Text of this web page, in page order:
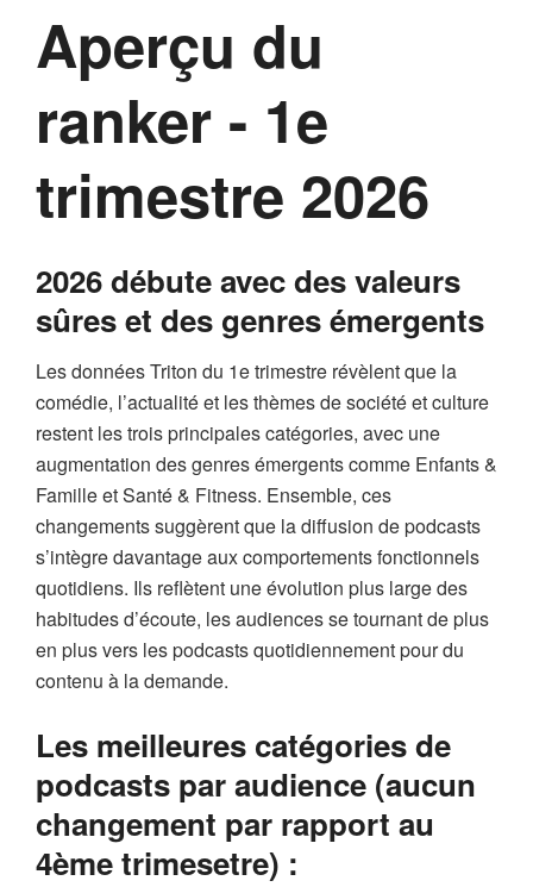
Aperçu du
ranker - 1e
trimestre 2026
2026 débute avec des valeurs
sûres et des genres émergents
Les données Triton du 1e trimestre révèlent que la
comédie, l’actualité et les thèmes de société et culture
restent les trois principales catégories, avec une
augmentation des genres émergents comme Enfants &
Famille et Santé & Fitness. Ensemble, ces
changements suggèrent que la diffusion de podcasts
s’intègre davantage aux comportements fonctionnels
quotidiens. Ils reflètent une évolution plus large des
habitudes d’écoute, les audiences se tournant de plus
en plus vers les podcasts quotidiennement pour du
contenu à la demande.
Les meilleures catégories de
podcasts par audience (aucun
changement par rapport au
4ème trimesetre) :